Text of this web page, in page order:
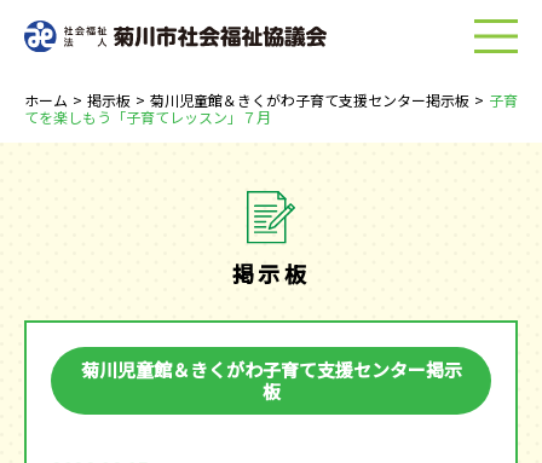
ホーム > 掲示板 > 菊川児童館＆きくがわ子育て支援センター掲示板 > 子育
てを楽しもう「子育てレッスン」７月
掲示板
菊川児童館＆きくがわ子育て支援センター掲示
板